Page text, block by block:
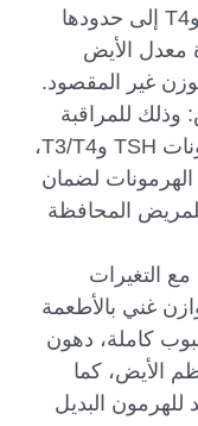
يعمل على إعادة مستويات T3 وT4 إلى حدودها
معدل الأيض
غير المقصود.
وذلك للمراقبة
الدورية ومتابعة مستويات هرمونات TSH وT3/T4،
الهرمونات لضمان
المحافظة
التغيرات
غني بالأطعمة
كاملة، دهون
الأيض، كما
البديل